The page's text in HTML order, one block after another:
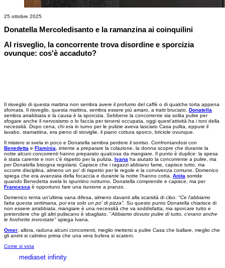
25 ottobre 2025
Donatella Mercoledisanto e la ramanzina ai coinquilini
Al risveglio, la concorrente trova disordine e sporcizia
ovunque: cos'è accaduto?
Il risveglio di questa mattina non sembra avere il profumo del caffè o di qualche torta appena
sfornata. Il risveglio, questa mattina, sembra essere più amaro, a tratti bruciato. Donatella
sembra arrabbiata e la causa è la sporcizia. Sebbene la concorrente sia solita pulire per
sfogare anche il nervosismo o lo faccia per tenersi occupata, oggi quest'attività ha i toni della
necessità. Dopo cena, chi era in turno per le pulizie aveva lasciato Casa pulita, eppure il
lavabo, stamattina, era pieno di stoviglie, il piano cottura sporco, briciole ovunque.
Il mistero si svela in poco e Donatella sembra perdere il sorriso. Confrontandosi con
Benedetta e Flaminia, intente a preparare la colazione, la donna scopre che durante la
notte alcuni concorrenti hanno preparato qualcosa da mangiare. Il punto è duplice: la spesa
è stata carente e non c'è rispetto per la pulizia. Ivana ha aiutato la concorrente a pulire, ma
per Donatella bisogna regolarsi. Capisce che i ragazzi abbiano fame, capisce tutto, ma
occorre disciplina, almeno un po' di rispetto per le regole e la convivenza comune. Domenico
spiega che era avanzata della focaccia e durante la notte l'hanno cotta. Anita sorride
quando Benedetta svela lo spuntino notturno. Donatella comprende e capisce, ma per
Francesca è opportuno fare una riunione a pranzo.
Domenico tenta un'ultima vana difesa, almeno davanti alla scarsità di cibo: "Ce l'abbiamo
fatta questa settimana, poi era solo un po' di pizza". Su questo punto Donatella chiarisce di
non essere arrabbiata, mangiare è una necessità che va soddisfatta, ma sporcare tutto e
pretendere che gli altri puliscano è sbagliato. "Abbiamo dovuto pulire di tutto, c'erano anche
le forchette incrostate" spiega Ivana.
Omer, allora, raduna alcuni concorrenti, meglio mettersi a pulire Casa che ballare, meglio che
gli animi si calmino prima che una vera bufera si scateni.
Come si vota
mediaset infinity